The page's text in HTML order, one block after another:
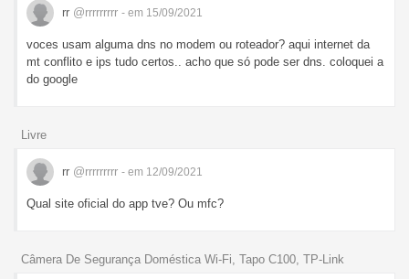
rr @rrrrrrrrr - em 15/09/2021
voces usam alguma dns no modem ou roteador? aqui internet da
mt conflito e ips tudo certos.. acho que só pode ser dns. coloquei a
do google
Livre
rr @rrrrrrrrr - em 12/09/2021
Qual site oficial do app tve? Ou mfc?
Câmera De Segurança Doméstica Wi-Fi, Tapo C100, TP-Link